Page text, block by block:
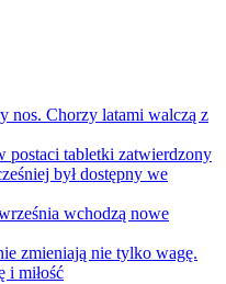
nos. Chorzy latami walczą z
postaci tabletki zatwierdzony
był dostępny we
wchodzą nowe
zmieniają nie tylko wagę.
i miłość